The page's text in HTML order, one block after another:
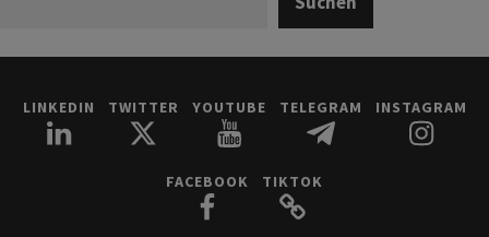
LINKEDIN TWITTER YOUTUBE TELEGRAM INSTAGRAM
FACEBOOK TIKTOK